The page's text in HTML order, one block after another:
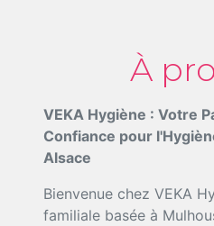
À
VEKA Hygiène : Votre
Confiance pour
Alsace
Bienvenue chez VEKA
familiale basée à